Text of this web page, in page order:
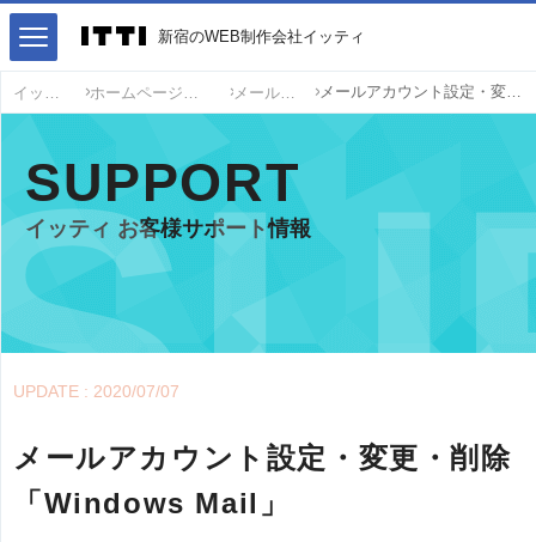
イッティ ホームページ運営サポート メール設定 メールアカウント設定・変更・削除 「Windows Mail」
SUPPORT
イッティ お客様サポート情報
UPDATE : 2020/07/07
メールアカウント設定・変更・削除
「Windows Mail」
新宿のWEB制作会社イッティ